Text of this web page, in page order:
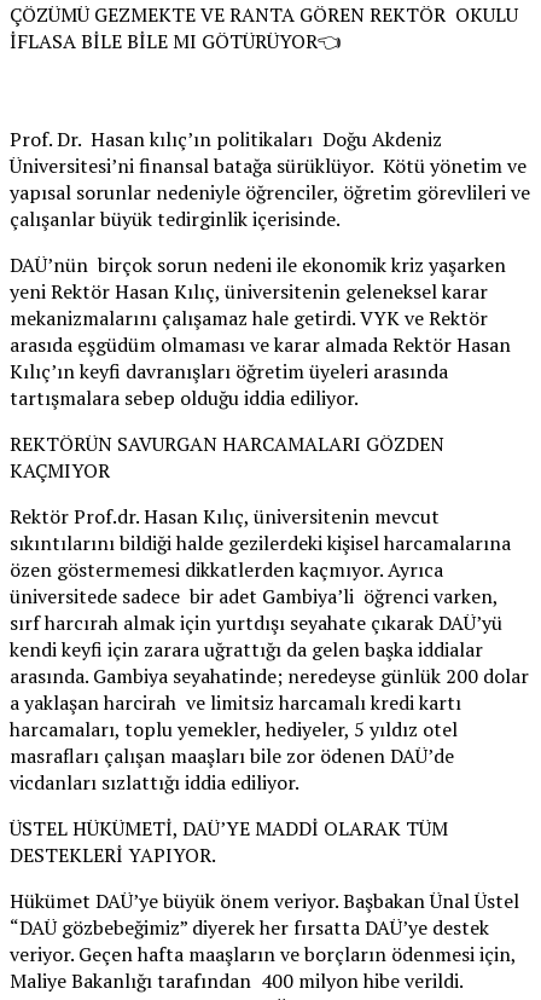
ÇÖZÜMÜ GEZMEKTE VE RANTA GÖREN REKTÖR OKULU
İFLASA BİLE BİLE MI GÖTÜRÜYOR👈
Prof. Dr. Hasan kılıç’ın politikaları Doğu Akdeniz
Üniversitesi’ni finansal batağa sürüklüyor. Kötü yönetim ve
yapısal sorunlar nedeniyle öğrenciler, öğretim görevlileri ve
çalışanlar büyük tedirginlik içerisinde.
DAÜ’nün birçok sorun nedeni ile ekonomik kriz yaşarken
yeni Rektör Hasan Kılıç, üniversitenin geleneksel karar
mekanizmalarını çalışamaz hale getirdi. VYK ve Rektör
arasıda eşgüdüm olmaması ve karar almada Rektör Hasan
Kılıç’ın keyfi davranışları öğretim üyeleri arasında
tartışmalara sebep olduğu iddia ediliyor.
REKTÖRÜN SAVURGAN HARCAMALARI GÖZDEN
KAÇMIYOR
Rektör Prof.dr. Hasan Kılıç, üniversitenin mevcut
sıkıntılarını bildiği halde gezilerdeki kişisel harcamalarına
özen göstermemesi dikkatlerden kaçmıyor. Ayrıca
üniversitede sadece bir adet Gambiya’li öğrenci varken,
sırf harcırah almak için yurtdışı seyahate çıkarak DAÜ’yü
kendi keyfi için zarara uğrattığı da gelen başka iddialar
arasında. Gambiya seyahatinde; neredeyse günlük 200 dolar
a yaklaşan harcirah ve limitsiz harcamalı kredi kartı
harcamaları, toplu yemekler, hediyeler, 5 yıldız otel
masrafları çalışan maaşları bile zor ödenen DAÜ’de
vicdanları sızlattığı iddia ediliyor.
ÜSTEL HÜKÜMETİ, DAÜ’YE MADDİ OLARAK TÜM
DESTEKLERİ YAPIYOR.
Hükümet DAÜ’ye büyük önem veriyor. Başbakan Ünal Üstel
“DAÜ gözbebeğimiz” diyerek her fırsatta DAÜ’ye destek
veriyor. Geçen hafta maaşların ve borçların ödenmesi için,
Maliye Bakanlığı tarafından 400 milyon hibe verildi.